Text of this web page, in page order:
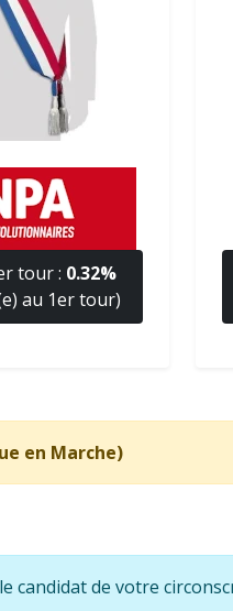
tour : 0.32%
au 1er tour)
en Marche)
de votre